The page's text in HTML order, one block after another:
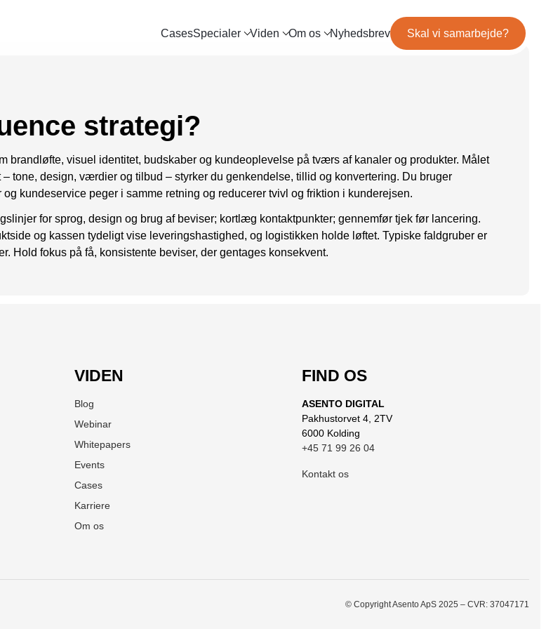
CasesSpecialer
Display annoncering
YouTube annoncering
Google shopping
Bing Ads
Leadgenerering
E-mail automation
Viden
Whitepapers
Om os Nyhedsbrev Skal vi samarbejde?
strategi?
brandløfte, visuel identitet, budskaber og kundeoplevelse på tværs af kanaler og produkter. Målet
tone, design, værdier og tilbud – styrker du genkendelse, tillid og konvertering. Du bruger
kundeservice peger i samme retning og reducerer tvivl og friktion i kunderejsen.
for sprog, design og brug af beviser; kortlæg kontaktpunkter; gennemfør tjek før lancering.
og kassen tydeligt vise leveringshastighed, og logistikken holde løftet. Typiske faldgruber er
Hold fokus på få, konsistente beviser, der gentages konsekvent.
VIDEN
Blog
Webinar
Whitepapers
Events
Cases
Karriere
Om os
FIND OS
ASENTO DIGITAL
Pakhustorvet 4, 2TV
6000 Kolding
+45 71 99 26 04
Kontakt os
© Copyright Asento ApS 2025 – CVR: 37047171